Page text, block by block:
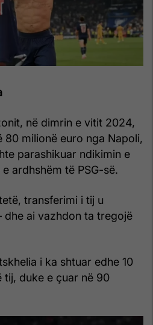
në dimrin e vitit 2024,
80 milionë euro nga Napoli,
parashikuar ndikimin e
ardhshëm të PSG-së.
transferimi i tij u
ai vazhdon ta tregojë
i ka shtuar edhe 10
tij, duke e çuar në 90